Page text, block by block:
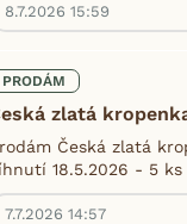
8.7.2026 15:59
PRODÁM
zlatá
Česká zlatá
18.5.2026 - 5 ks
7.7.2026 14:57